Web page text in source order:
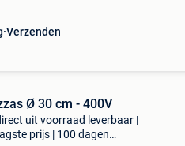
Verzenden
Ø 30 cm - 400V
uit voorraad leverbaar |
prijs | 100 dagen